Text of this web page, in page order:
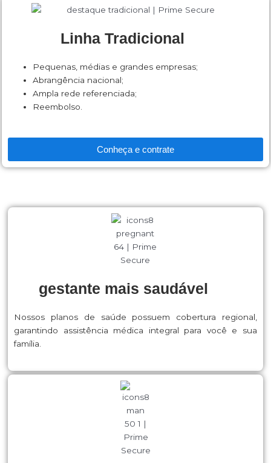
Linha Tradicional
Pequenas, médias e grandes empresas;
Abrangência nacional;
Ampla rede referenciada;
Reembolso.
Conheça e contrate
gestante mais saudável
Nossos planos de saúde possuem cobertura regional,
garantindo assistência médica integral para você e sua
família.